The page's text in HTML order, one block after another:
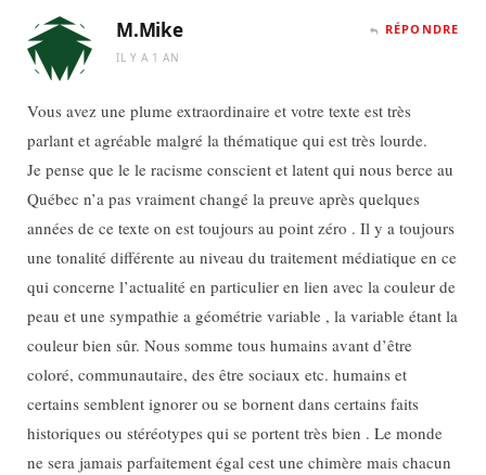
M.Mike
IL Y A 1 AN
RÉPONDRE
Vous avez une plume extraordinaire et votre texte est très
parlant et agréable malgré la thématique qui est très lourde.
Je pense que le le racisme conscient et latent qui nous berce au
Québec n’a pas vraiment changé la preuve après quelques
années de ce texte on est toujours au point zéro . Il y a toujours
une tonalité différente au niveau du traitement médiatique en ce
qui concerne l’actualité en particulier en lien avec la couleur de
peau et une sympathie a géométrie variable , la variable étant la
couleur bien sûr. Nous somme tous humains avant d’être
coloré, communautaire, des être sociaux etc. humains et
certains semblent ignorer ou se bornent dans certains faits
historiques ou stéréotypes qui se portent très bien . Le monde
ne sera jamais parfaitement égal cest une chimère mais chacun